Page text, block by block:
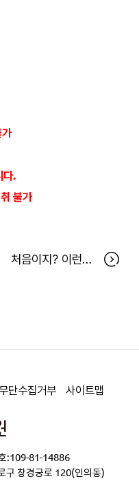
가
다.
불가
처음이지? 이런병맛! 맛있는 병맛 공유이벤트 당첨자
단수집거부 사이트맵
:109-81-14886
구 창경궁로 120(인의동)